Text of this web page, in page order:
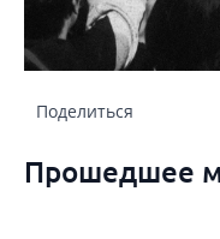
Поделиться
Прошедшее